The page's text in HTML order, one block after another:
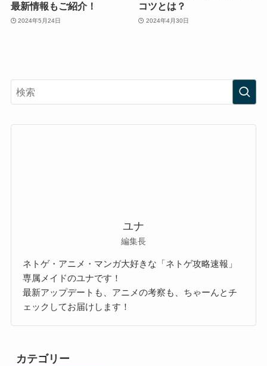
最新情報もご紹介！
2024年5月24日
コツとは？
2024年4月30日
ユナ
編集長
ネトゲ・アニメ・マンガ大好きな「ネトゲ攻略速報」
専属メイドのユナです！
最新アップデートも、アニメの考察も、ちゃーんとチ
ェックしてお届けします！
カテゴリー